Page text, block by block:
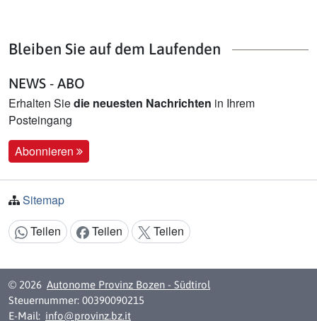
Bleiben Sie auf dem Laufenden
NEWS - ABO
Erhalten Siedie neuesten Nachrichten in Ihrem
Posteingang
Abonnieren
Sitemap
Inhalt teilen:
Teilen Teilen Teilen
© 2026 Autonome Provinz Bozen - Südtirol
Steuernummer: 00390090215
E-Mail: info@provinz.bz.it